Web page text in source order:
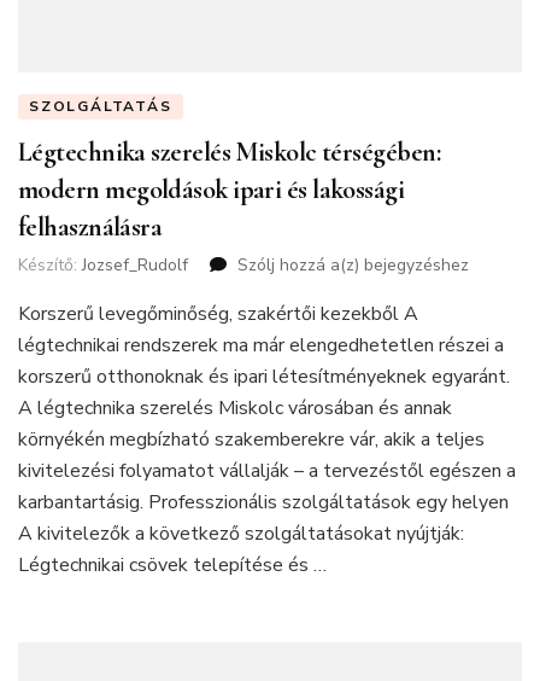
SZOLGÁLTATÁS
Légtechnika szerelés Miskolc térségében:
modern megoldások ipari és lakossági
felhasználásra
Készítő:Jozsef_Rudolf Szólj hozzá a(z) Légtechnika
Miskolc
térségében:
modern
megoldások
ipari
és
lakossági
felhasználásra
bejegyzéshez
Korszerű levegőminőség, szakértői kezekből A
légtechnikai rendszerek ma már elengedhetetlen részei a
korszerű otthonoknak és ipari létesítményeknek egyaránt.
A légtechnika szerelés Miskolc városában és annak
környékén megbízható szakemberekre vár, akik a teljes
kivitelezési folyamatot vállalják – a tervezéstől egészen a
karbantartásig. Professzionális szolgáltatások egy helyen
A kivitelezők a következő szolgáltatásokat nyújtják:
Légtechnikai csövek telepítése és …